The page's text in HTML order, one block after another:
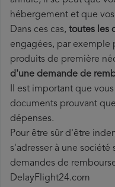
hébergement et que
Dans ces cas, toutes les
engagées, par exemple
produits de première
d'une demande de
Il est important que
documents prouvant
dépenses.
Pour être sûr d'être
s'adresser à une
demandes de
DelayFlight24.com